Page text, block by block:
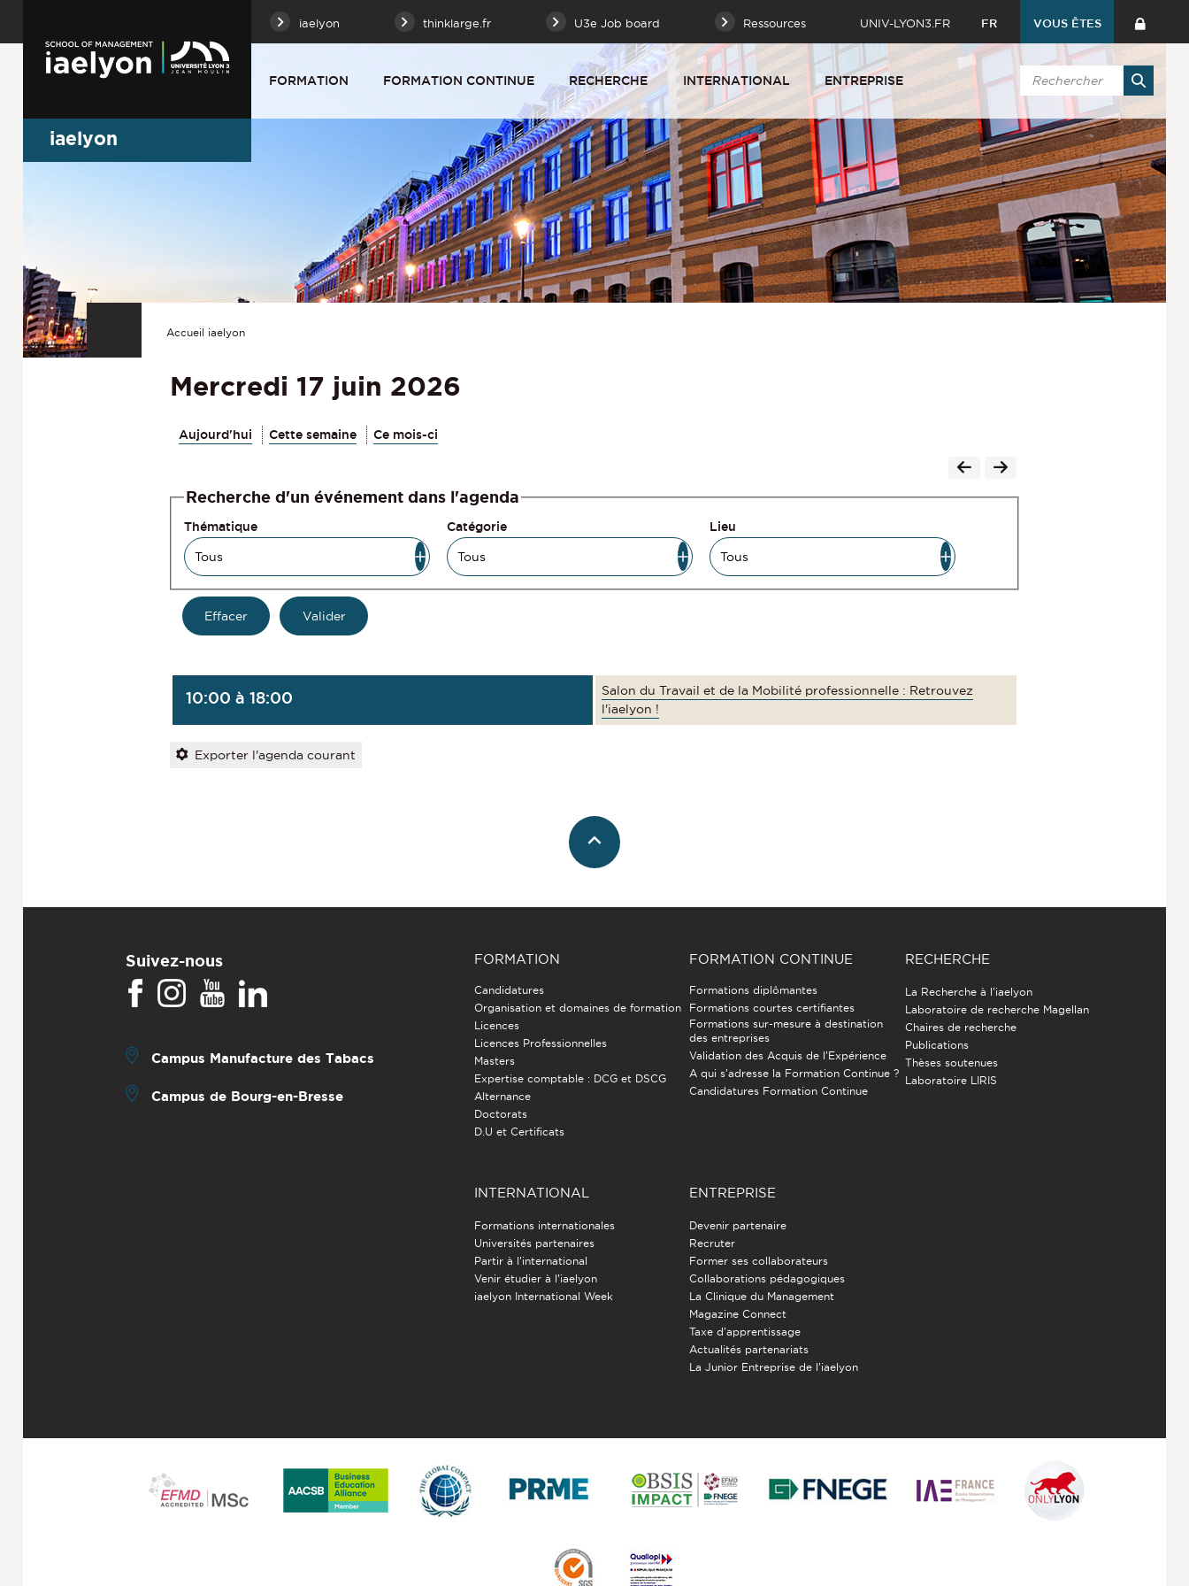
iaelyon thinklarge.fr U3e Job board Ressources UNIV-LYON3.FR FR VOUS ÊTES
FORMATION FORMATION CONTINUE RECHERCHE INTERNATIONAL ENTREPRISE
iaelyon
Accueil iaelyon
Mercredi 17 juin 2026
Aujourd'hui Cette semaine Ce mois-ci
Recherche d'un événement dans l'agenda
Thématique Catégorie Lieu
10:00 à 18:00
Salon du Travail et de la Mobilité professionnelle : Retrouvez
l'iaelyon !
Exporter l'agenda courant
Suivez-nous
Campus Manufacture des Tabacs
Campus de Bourg-en-Bresse
FORMATION
Candidatures
Organisation et domaines de formation
Licences
Licences Professionnelles
Masters
Expertise comptable : DCG et DSCG
Alternance
Doctorats
D.U et Certificats
FORMATION CONTINUE
Formations diplômantes
Formations courtes certifiantes
Formations sur-mesure à destination
des entreprises
Validation des Acquis de l’Expérience
A qui s'adresse la Formation Continue ?
Candidatures Formation Continue
RECHERCHE
La Recherche à l'iaelyon
Laboratoire de recherche Magellan
Chaires de recherche
Publications
Thèses soutenues
Laboratoire LIRIS
INTERNATIONAL
Formations internationales
Universités partenaires
Partir à l'international
Venir étudier à l’iaelyon
iaelyon International Week
ENTREPRISE
Devenir partenaire
Recruter
Former ses collaborateurs
Collaborations pédagogiques
La Clinique du Management
Magazine Connect
Taxe d'apprentissage
Actualités partenariats
La Junior Entreprise de l'iaelyon